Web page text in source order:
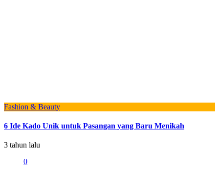
Fashion & Beauty
6 Ide Kado Unik untuk Pasangan yang Baru Menikah
3 tahun lalu
0